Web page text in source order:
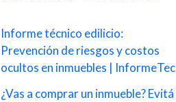
o
r
:
Informe técnico edilicio:
Prevención de riesgos y costos
ocultos en inmuebles | InformeTec
¿Vas a comprar un inmueble? Evitá